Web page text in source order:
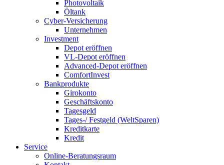
Photovoltaik
Öltank
Cyber-Versicherung
Unternehmen
Investment
Depot eröffnen
VL-Depot eröffnen
Advanced-Depot eröffnen
ComfortInvest
Bankprodukte
Girokonto
Geschäftskonto
Tagesgeld
Tages-/ Festgeld (WeltSparen)
Kreditkarte
Kredit
Service
Online-Beratungsraum